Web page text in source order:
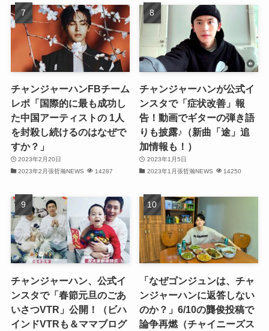
(31)
(32)
(30)
(32)
(31)
(32)
チャンジャーハンFBチーム
レポ「国際的に最も成功し
た中国アーティストの 1人
を封殺し続けるのはなぜで
すか？」
2023年2月20日
2023年2月張哲瀚NEWS
14287
チャンジャーハンが公式イ
ンスタで「症状改善」報
告！動画でギターの弾き語
りも披露♪（新曲「途」追
加情報も！）
2023年1月5日
2023年1月張哲瀚NEWS
14250
チャンジャーハン、公式イ
ンスタで「春節元旦のごあ
いさつVTR」公開！（ビハ
インドVTRも＆ママブログ
「なぜゴンジュンは、チャ
ンジャーハンに返答しない
のか？」6/10の龔俊投稿で
論争再燃（チャイニーズス